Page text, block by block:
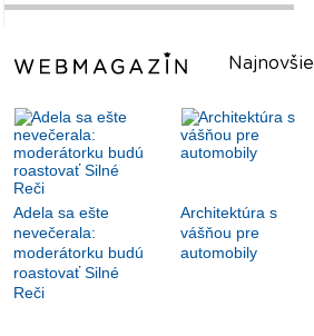
Najnovšie
Adela sa ešte
nevečerala:
moderátorku budú
roastovať Silné
Reči
Architektúra s
vášňou pre
automobily